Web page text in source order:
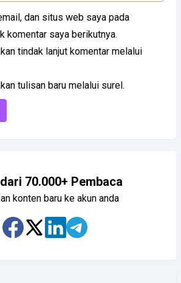
dan situs web saya pada
komentar saya berikutnya.
tindak lanjut komentar melalui
tulisan baru melalui surel.
70.000+ Pembaca
konten baru ke akun anda